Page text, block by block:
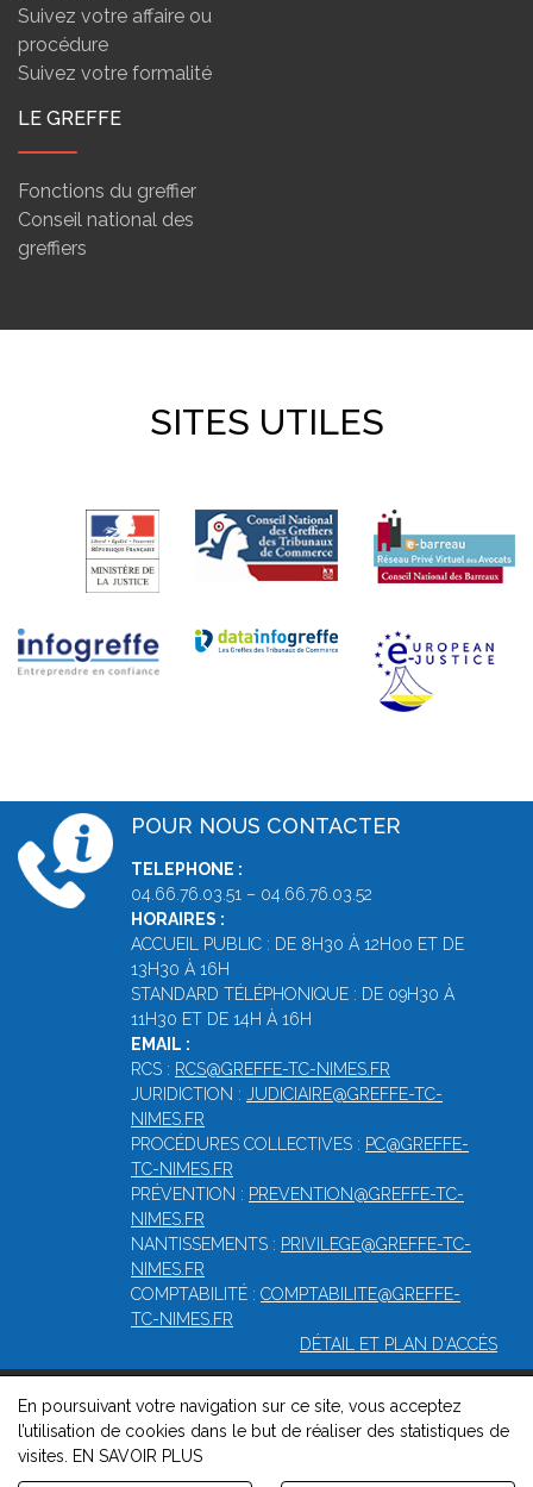
Suivez votre affaire ou
procédure
Suivez votre formalité
LE GREFFE
Fonctions du greffier
Conseil national des
greffiers
SITES UTILES
POUR NOUS CONTACTER
TELEPHONE :
04.66.76.03.51 – 04.66.76.03.52
HORAIRES :
ACCUEIL PUBLIC : DE 8H30 À 12H00 ET DE
13H30 À 16H
STANDARD TÉLÉPHONIQUE : DE 09H30 À
11H30 ET DE 14H À 16H
EMAIL :
RCS : RCS@GREFFE-TC-NIMES.FR
JURIDICTION : JUDICIAIRE@GREFFE-TC-
NIMES.FR
PROCÉDURES COLLECTIVES : PC@GREFFE-
TC-NIMES.FR
PRÉVENTION : PREVENTION@GREFFE-TC-
NIMES.FR
NANTISSEMENTS : PRIVILEGE@GREFFE-TC-
NIMES.FR
COMPTABILITÉ : COMPTABILITE@GREFFE-
TC-NIMES.FR
DÉTAIL ET PLAN D'ACCÈS
© 2026, Greffe du Tribunal de Commerce de Nîmes -Mentions
légales-Contact -Gestion des cookies -Politique de
confidentialité et de cookies
En poursuivant votre navigation sur ce site, vous acceptez
l’utilisation de cookies dans le but de réaliser des statistiques de
visites.
EN SAVOIR PLUS